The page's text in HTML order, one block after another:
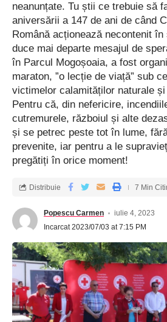
neanunțate. Tu știi ce trebuie să
aniversării a 147 de ani de când
Română acționează necontenit
duce mai departe mesajul de
în Parcul Mogoșoaia, a fost
maraton, ”o lecție de viață” sub
victimelor calamităților naturale
Pentru că, din nefericire,
cutremurele, războiul și alte
și se petrec peste tot în lume,
prevenite, iar pentru a le
pregătiți în orice moment!
Popescu Carmen
iulie 4, 2023
Incarcat 2023/07/03 at 7:15 PM
Distribuie 7 Min